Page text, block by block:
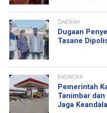
DAERAH
Dugaan
Tasane
EKONOMI
Pemerintah
Tanimbar
Jaga